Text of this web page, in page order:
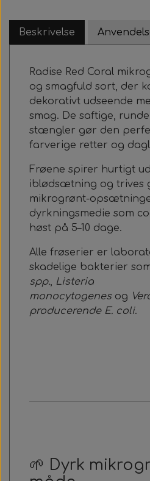
Beskrivelse
Radise Red Coral
og smagfuld sort, der
dekorativt udseende
smag. De saftige,
stængler gør den
farverige retter og
Frøene spirer hurtigt
iblødsætning og trives
mikrogrønt-
dyrkningsmedie som
høst på 5–10 dage.
Alle frøserier er
skadelige bakterier
spp., Listeria
monocytogenesog
producerende E. coli.
🌱 Dyrk